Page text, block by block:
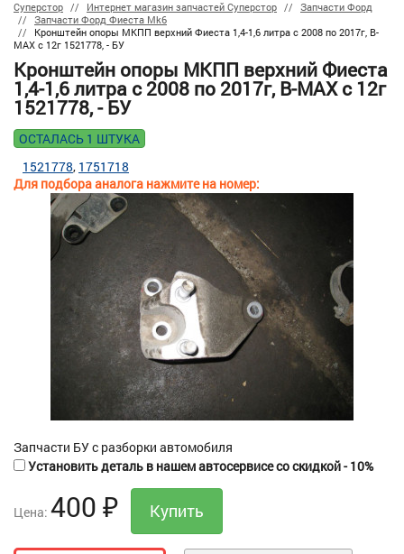
Суперстор Интернет магазин запчастей Суперстор
Запчасти Форд
Запчасти Форд Фиеста Mk6
Кронштейн опоры МКПП верхний Фиеста 1,4-1,6 литра с 2008 по 2017г, B-
MAX с 12г 1521778, - БУ
Кронштейн опоры МКПП верхний Фиеста
1,4-1,6 литра с 2008 по 2017г, B-MAX с 12г
1521778, - БУ
ОСТАЛАСЬ 1 ШТУКА
Для подбора аналога нажмите на номер:
1521778 1751718
Запчасти БУ с разборки автомобиля
Установить деталь в нашем автосервисе со скидкой - 10%
Цена: 400 ₽